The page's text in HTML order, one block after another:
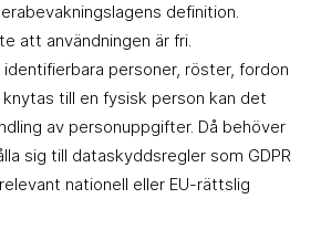
definition.
att användningen är fri.
identifierbara personer, röster, fordon
till en fysisk person kan det
av personuppgifter. Då behöver
sig till dataskyddsregler som GDPR
nationell eller EU-rättslig